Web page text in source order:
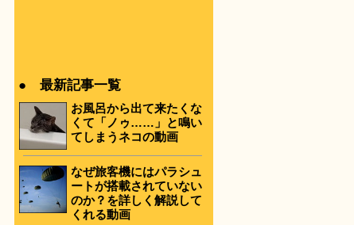
● 最新記事一覧
お風呂から出て来たくな
くて「ノゥ……」と鳴い
てしまうネコの動画
なぜ旅客機にはパラシュ
ートが搭載されていない
のか？を詳しく解説して
くれる動画